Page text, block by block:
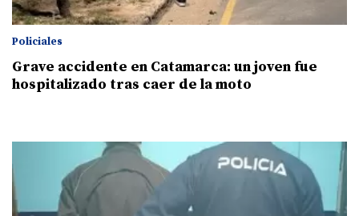
Policiales
Grave accidente en Catamarca: un joven fue
hospitalizado tras caer de la moto